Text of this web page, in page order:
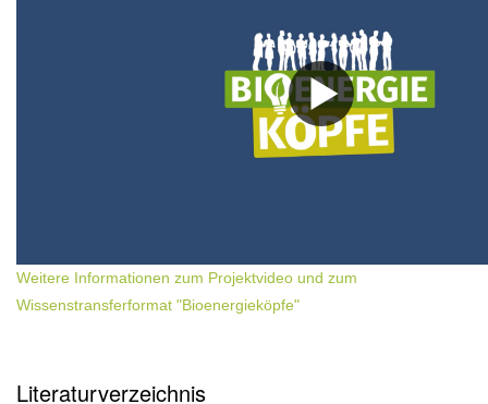
Weitere Informationen zum Projektvideo und zum
Wissenstransferformat "Bioenergieköpfe"
Literaturverzeichnis